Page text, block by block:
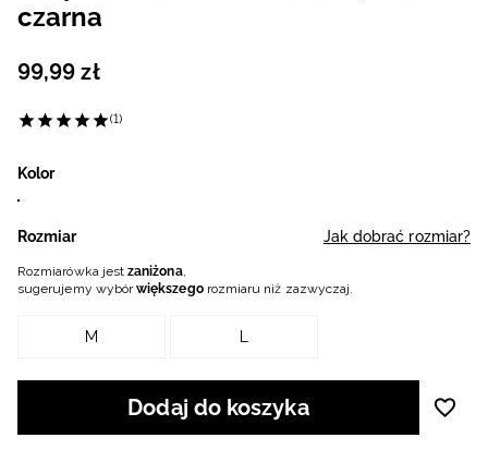
czarna
99,99 zł
(1)
Kolor
Rozmiar Jak dobrać rozmiar?
Rozmiarówka jestzaniżona,
sugerujemy wybórwiększegorozmiaru niż zazwyczaj.
M L
Dodaj do koszyka